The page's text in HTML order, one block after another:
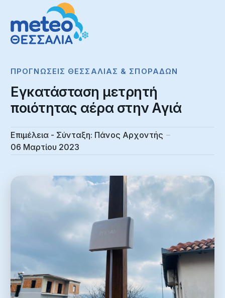
ΠΡΟΓΝΏΣΕΙΣ ΘΕΣΣΑΛΊΑΣ & ΣΠΟΡΆΔΩΝ
Εγκατάσταση μετρητή
ποιότητας αέρα στην Αγιά
Επιμέλεια - Σύνταξη: Πάνος Αρχοντής
06 Μαρτίου 2023